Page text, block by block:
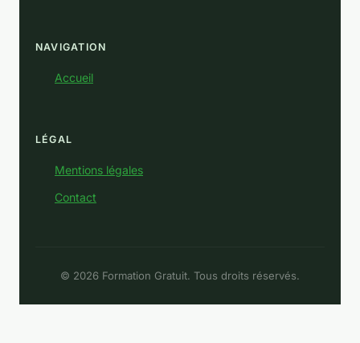
NAVIGATION
Accueil
LÉGAL
Mentions légales
Contact
© 2026 Formation Gratuit. Tous droits réservés.